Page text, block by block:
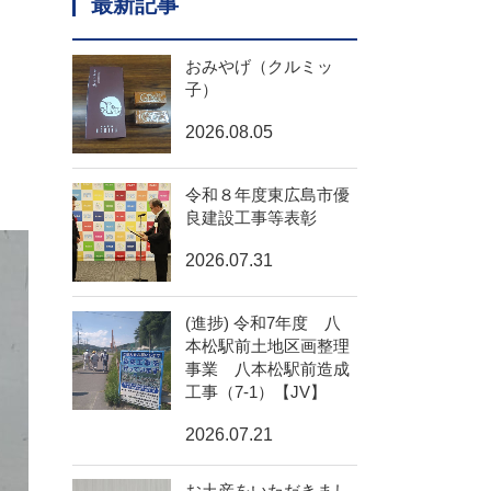
おみやげ（クルミッ
子）
2026.08.05
令和８年度東広島市優
良建設工事等表彰
2026.07.31
(進捗) 令和7年度 八
本松駅前土地区画整理
事業 八本松駅前造成
工事（7-1）【JV】
2026.07.21